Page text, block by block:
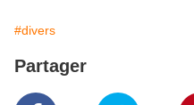
#divers
Partager